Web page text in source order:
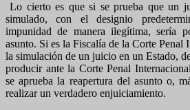
Lo cierto es que si se prueba que un
simulado, con el designio
impunidad de manera ilegítima, sería
asunto. Si es la Fiscalía de la Corte Penal
la simulación de un juicio en un Estado,
producir ante la Corte Penal
se aprueba la reapertura del asunto o,
realizar un verdadero enjuiciamiento.